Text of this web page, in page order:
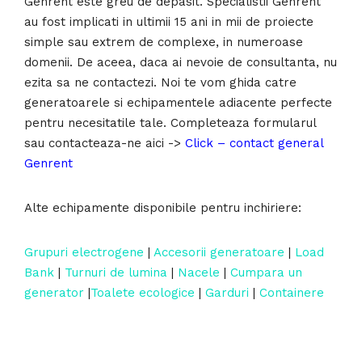
au fost implicati in ultimii 15 ani in mii de proiecte
simple sau extrem de complexe, in numeroase
domenii. De aceea, daca ai nevoie de consultanta, nu
ezita sa ne contactezi. Noi te vom ghida catre
generatoarele si echipamentele adiacente perfecte
pentru necesitatile tale. Completeaza formularul
sau contacteaza-ne aici -> Click – contact general
Genrent
Alte echipamente disponibile pentru inchiriere:
Grupuri electrogene | Accesorii generatoare | Load
Bank | Turnuri de lumina | Nacele | Cumpara un
generator |Toalete ecologice | Garduri | Containere